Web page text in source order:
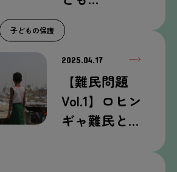
子どもの保護
2025.04.17
【難民問題
Vol.1】ロヒン
ギャ難民と…